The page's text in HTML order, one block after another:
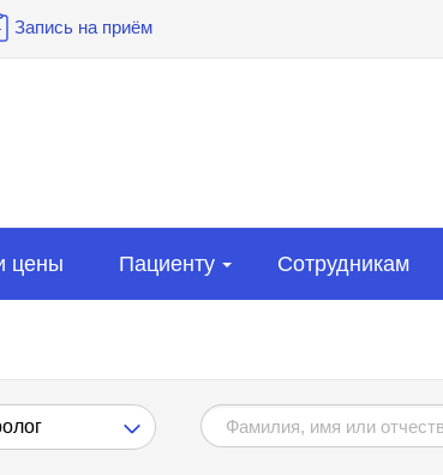
Запись на приём
цены Пациенту Сотрудникам